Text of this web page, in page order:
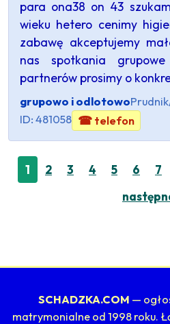
para ona38 on 43
wieku hetero cenimy
zabawę akceptujemy
nas spotkania
partnerów prosimy o
grupowo i odlotowo
ID: 481058 ☎ telefon
1 2 3 4 5 6 7
SCHADZKA.COM —
matrymonialne od 1998 roku.